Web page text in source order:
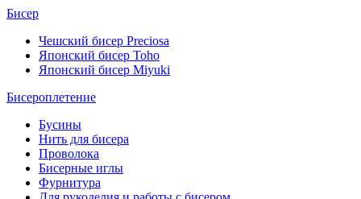
Бисер
Чешский бисер Preciosa
Японский бисер Toho
Японский бисер Miyuki
Бисероплетение
Бусины
Нить для бисера
Проволока
Бисерные иглы
Фурнитура